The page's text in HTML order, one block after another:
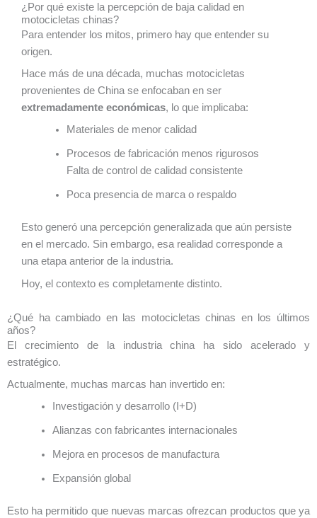
¿Por qué existe la percepción de baja calidad en
motocicletas chinas?
Para entender los mitos, primero hay que entender su
origen.
Hace más de una década, muchas motocicletas
provenientes de China se enfocaban en ser
extremadamente económicas, lo que implicaba:
Materiales de menor calidad
Procesos de fabricación menos rigurosos
Falta de control de calidad consistente
Poca presencia de marca o respaldo
Esto generó una percepción generalizada que aún persiste
en el mercado. Sin embargo, esa realidad corresponde a
una etapa anterior de la industria.
Hoy, el contexto es completamente distinto.
¿Qué ha cambiado en las motocicletas chinas en los últimos
años?
El crecimiento de la industria china ha sido acelerado y
estratégico.
Actualmente, muchas marcas han invertido en:
Investigación y desarrollo (I+D)
Alianzas con fabricantes internacionales
Mejora en procesos de manufactura
Expansión global
Esto ha permitido que nuevas marcas ofrezcan productos que ya